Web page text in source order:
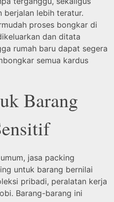
berjalan lebih teratur.
proses bongkar di
dan ditata
rumah baru dapat segera
semua kardus
Barang
jasa packing
untuk barang bernilai
pribadi, peralatan kerja
Barang-barang ini